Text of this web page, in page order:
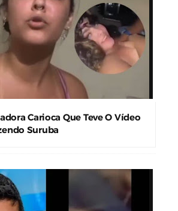
Carioca Que Teve O Vídeo
Suruba